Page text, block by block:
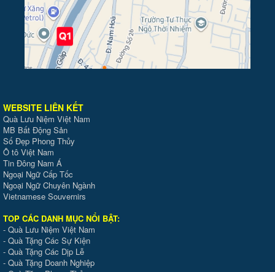
WEBSITE LIÊN KẾT
Quà Lưu Niệm Việt Nam
MB Bất Động Sản
Số Đẹp Phong Thủy
Ô tô Việt Nam
Tin Đông Nam Á
Ngoại Ngữ Cấp Tốc
Ngoại Ngữ Chuyên Ngành
Vietnamese Souvernirs
TOP CÁC DANH MỤC NỔI BẬT:
- Quà Lưu Niệm Việt Nam
- Quà Tặng Các Sự Kiện
- Quà Tặng Các Dịp Lễ
- Quà Tặng Doanh Nghiệp